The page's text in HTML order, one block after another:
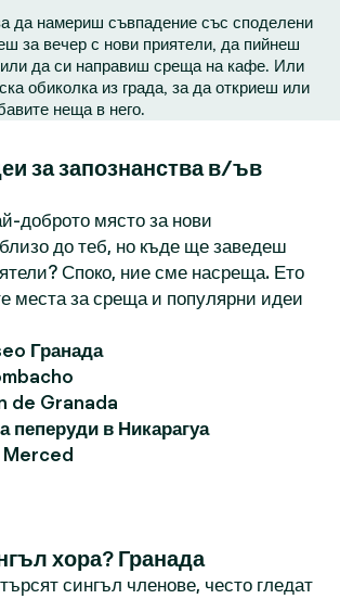
да намериш съвпадение със споделени
за вечер с нови приятели, да пийнеш
да си направиш среща на кафе. Или
обиколка из града, за да откриеш или
неща в него.
за запознанства в/ъв
доброто място за нови
до теб, но къде ще заведеш
Споко, ние сме насреща. Ето
места за среща и популярни идеи
Гранада
de Granada
пеперуди в Никарагуа
Merced
хора? Гранада
сингъл членове, често гледат